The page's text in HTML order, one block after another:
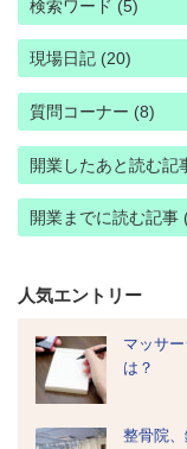
検索ワード (5)
現場日記 (20)
質問コーナー (8)
開業したあと読む記
開業までに読む記事
人気エントリー
マッサ
は？
整骨院